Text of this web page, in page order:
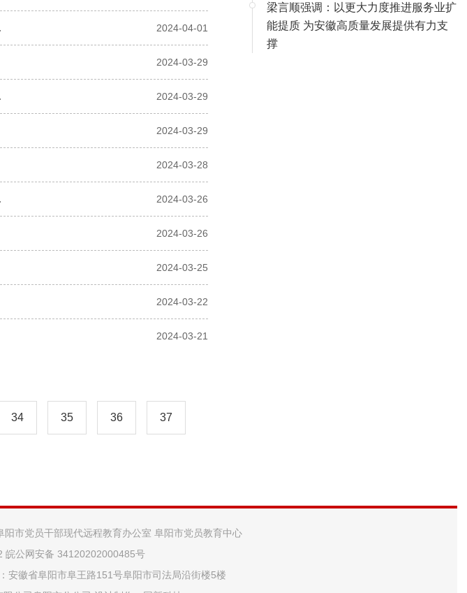
立新功 2024-04-01
2024-03-29
组织保障 2024-03-29
2024-03-29
2024-03-28
徽作为 2024-03-26
2024-03-26
2024-03-25
2024-03-22
2024-03-21
34 35 36 37
梁言顺强调：以更大力度推进服务业扩
能提质 为安徽高质量发展提供有力支
撑
市党员干部现代远程教育办公室 阜阳市党员教育中心
皖公网安备 34120202000485号
安徽省阜阳市阜王路151号阜阳市司法局沿街楼5楼